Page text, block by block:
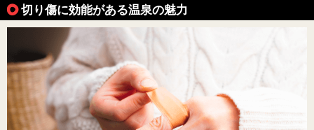
切り傷に効能がある温泉の魅力